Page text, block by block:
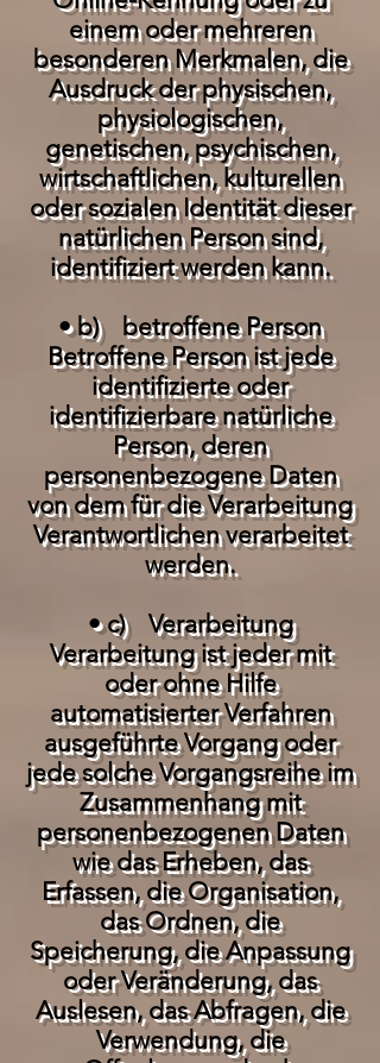
einem oder mehreren
besonderen Merkmalen, die
Ausdruck der physischen,
physiologischen,
genetischen, psychischen,
wirtschaftlichen, kulturellen
oder sozialen Identität dieser
natürlichen Person sind,
identifiziert werden kann.
• b) betroffene Person
Betroffene Person ist jede
identifizierte oder
identifizierbare natürliche
Person, deren
personenbezogene Daten
von dem für die Verarbeitung
Verantwortlichen verarbeitet
werden.
• c) Verarbeitung
Verarbeitung ist jeder mit
oder ohne Hilfe
automatisierter Verfahren
ausgeführte Vorgang oder
jede solche Vorgangsreihe im
Zusammenhang mit
personenbezogenen Daten
wie das Erheben, das
Erfassen, die Organisation,
das Ordnen, die
Speicherung, die Anpassung
oder Veränderung, das
Auslesen, das Abfragen, die
Verwendung, die